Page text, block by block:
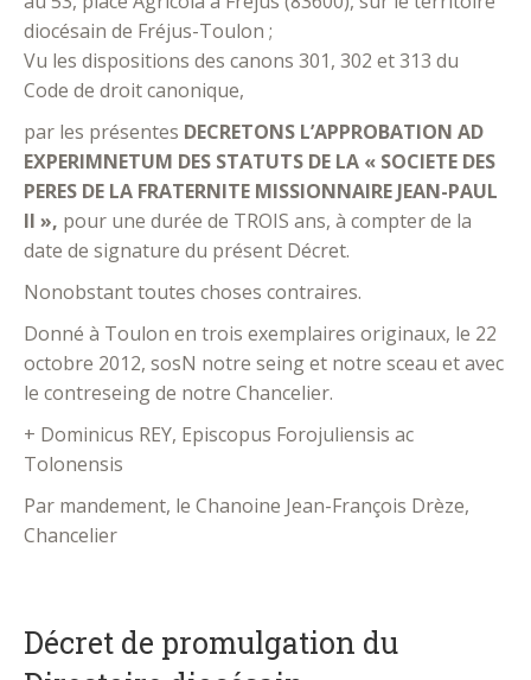
diocésain de Fréjus-Toulon ;
Vu les dispositions des canons 301, 302 et 313 du
Code de droit canonique,
par les présentes DECRETONS L’APPROBATION AD
EXPERIMNETUM DES STATUTS DE LA « SOCIETE DES
PERES DE LA FRATERNITE MISSIONNAIRE JEAN-PAUL
II », pour une durée de TROIS ans, à compter de la
date de signature du présent Décret.
Nonobstant toutes choses contraires.
Donné à Toulon en trois exemplaires originaux, le 22
octobre 2012, sosN notre seing et notre sceau et avec
le contreseing de notre Chancelier.
+ Dominicus REY, Episcopus Forojuliensis ac
Tolonensis
Par mandement, le Chanoine Jean-François Drèze,
Chancelier
Décret de promulgation du